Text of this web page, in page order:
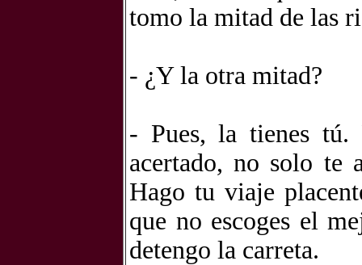
tomo la mitad de las
- ¿Y la otra mitad?
- Pues, la tienes tú.
acertado, no solo te
Hago tu viaje
que no escoges el
detengo la carreta.